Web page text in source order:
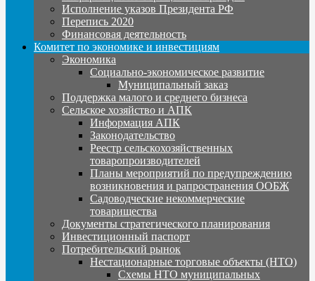
Исполнение указов Президента РФ
Перепись 2020
Финансовая деятельность
Комитет по экономике и инвестициям
Экономика
Социально-экономическое развитие
Муниципальный заказ
Поддержка малого и среднего бизнеса
Сельское хозяйство и АПК
Информация АПК
Законодательство
Реестр сельскохозяйственных
товаропроизводителей
Планы мероприятий по предупреждению
возникновения и рапространения ООБЖ
Садоводческие некоммерческие
товарищества
Документы стратегического планирования
Инвестиционный паспорт
Потребительский рынок
Нестационарные торговые объекты (НТО)
Схемы НТО муниципальных